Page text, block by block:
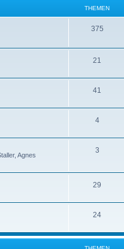
e
e
n
THEMEN
375T
21
m
n
41
m
4T
e
e
Agnes
3T
e
e
29
e
m
e
24T
e